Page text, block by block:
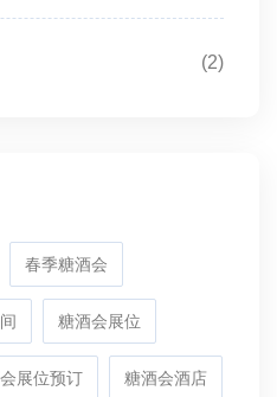
(2)
春季糖酒会
糖酒会展位
展位预订 糖酒会酒店